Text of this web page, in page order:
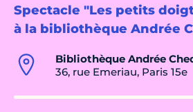
Spectacle "Les petits
à la bibliothèque Andrée
Bibliothèque Andrée
36, rue Emeriau, Paris 15e